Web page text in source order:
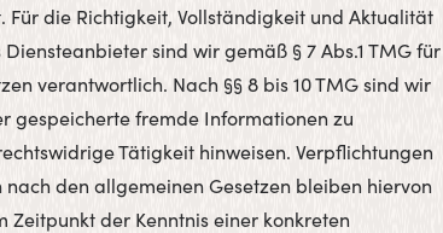
die Richtigkeit, Vollständigkeit und Aktualität
sind wir gemäß § 7 Abs.1 TMG für
verantwortlich. Nach §§ 8 bis 10 TMG sind wir
gespeicherte fremde Informationen zu
Tätigkeit hinweisen. Verpflichtungen
den allgemeinen Gesetzen bleiben hiervon
der Kenntnis einer konkreten